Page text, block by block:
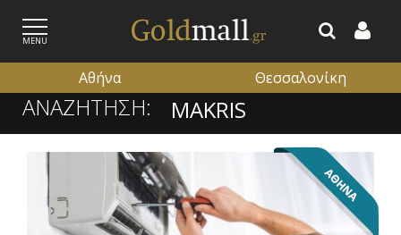
MENU
ΕΓΓΡΑΦΗ ΕΙΣΟΔΟΣ
Αθήνα Θεσσαλονίκη
ΑΝΑΖΗΤΗΣΗ: